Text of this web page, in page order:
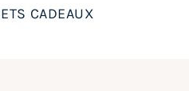
CADEAUX